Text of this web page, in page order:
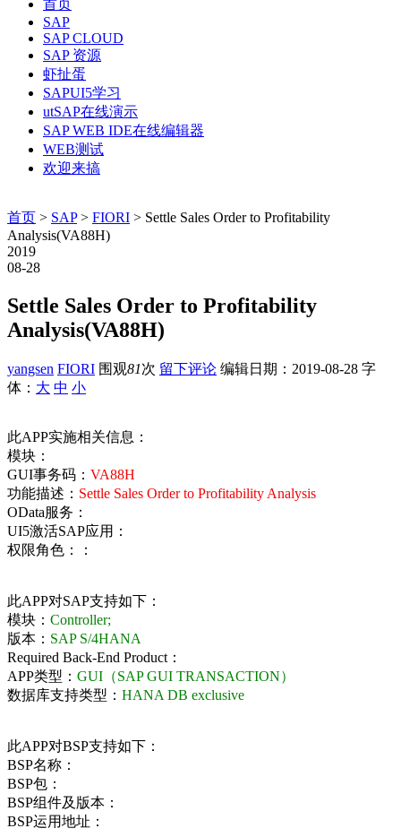
首页
SAP
SAP CLOUD
SAP 资源
虾扯蛋
SAPUI5学习
utSAP在线演示
SAP WEB IDE在线编辑器
WEB测试
欢迎来搞
首页 > SAP> FIORI > Settle Sales Order to Profitability
Analysis(VA88H)
2019
08-28
Settle Sales Order to Profitability
Analysis(VA88H)
yangsen FIORI 围观81次 留下评论 编辑日期： 2019-08-28 字
体： 大 中 小
此APP实施相关信息：
模块：
GUI事务码： VA88H
功能描述： Settle Sales Order to Profitability Analysis
OData服务：
UI5激活SAP应用：
权限角色：：
此APP对SAP支持如下：
模块： Controller;
版本： SAP S/4HANA
Required Back-End Product：
APP类型： GUI（SAP GUI TRANSACTION）
数据库支持类型： HANA DB exclusive
此APP对BSP支持如下：
BSP名称：
BSP包：
BSP组件及版本：
BSP运用地址：